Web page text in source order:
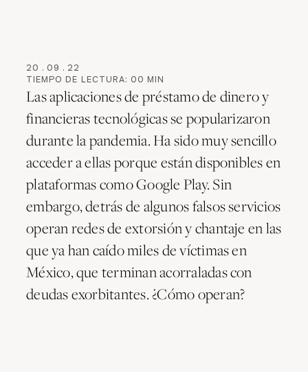
20 . 09 . 22
TIEMPO DE LECTURA: 00 MIN
Las aplicaciones de préstamo de dinero y
financieras tecnológicas se popularizaron
durante la pandemia. Ha sido muy sencillo
acceder a ellas porque están disponibles en
plataformas como Google Play. Sin
embargo, detrás de algunos falsos servicios
operan redes de extorsión y chantaje en las
que ya han caído miles de víctimas en
México, que terminan acorraladas con
deudas exorbitantes. ¿Cómo operan?